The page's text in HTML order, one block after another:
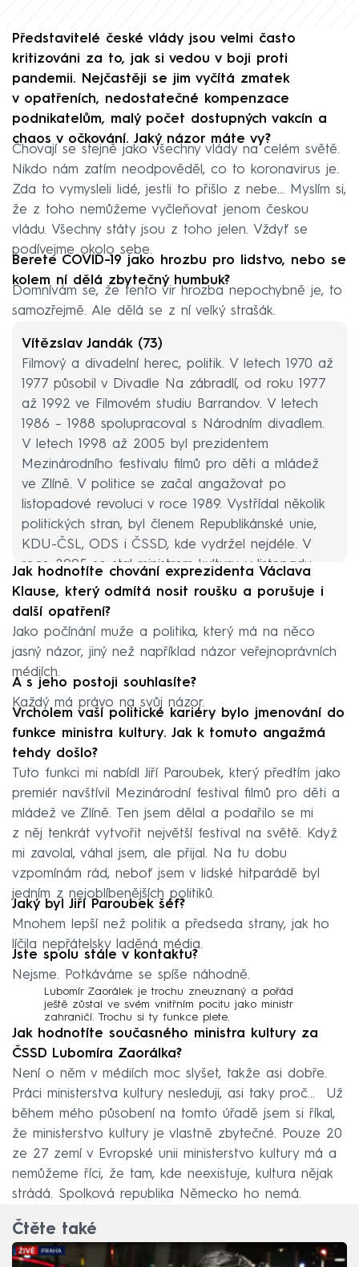
Představitelé české vlády jsou velmi často
kritizováni za to, jak si vedou v boji proti
pandemii. Nejčastěji se jim vyčítá zmatek
v opatřeních, nedostatečné kompenzace
podnikatelům, malý počet dostupných vakcín a
chaos v očkování. Jaký názor máte vy?
Chovají se stejně jako všechny vlády na celém světě.
Nikdo nám zatím neodpověděl, co to koronavirus je.
Zda to vymysleli lidé, jestli to přišlo z nebe… Myslím si,
že z toho nemůžeme vyčleňovat jenom českou
vládu. Všechny státy jsou z toho jelen. Vždyť se
podívejme okolo sebe.
Berete COVID-19 jako hrozbu pro lidstvo, nebo se
kolem ní dělá zbytečný humbuk?
Domnívám se, že tento vir hrozba nepochybně je, to
samozřejmě. Ale dělá se z ní velký strašák.
Vítězslav Jandák (73)
Filmový a divadelní herec, politik. V letech 1970 až
1977 působil v Divadle Na zábradlí, od roku 1977
až 1992 ve Filmovém studiu Barrandov. V letech
1986 –⁠ 1988 spolupracoval s Národním divadlem.
V letech 1998 až 2005 byl prezidentem
Mezinárodního festivalu filmů pro děti a mládež
ve Zlíně. V politice se začal angažovat po
listopadové revoluci v roce 1989. Vystřídal několik
politických stran, byl členem Republikánské unie,
KDU-ČSL, ODS i ČSSD, kde vydržel nejdéle. V
roce 2005 se stal ministrem kultury, v listopadu
téhož roku ho průzkum agentury STEM označil za
nejpopulárnějšího českého politika. Dlouhá léta
působil jako poslanec. Od roku 2017 je členem
Rady Českého rozhlasu. Je ženatý, s manželkou
Zdenou má dvě děti (dceru Kláru a syna
Vítězslava), s již zesnulo herečkou Libuší
Geprtovou syna Svatopluka.
Jak hodnotíte chování exprezidenta Václava
Klause, který odmítá nosit roušku a porušuje i
další opatření?
Jako počínání muže a politika, který má na něco
jasný názor, jiný než například názor veřejnoprávních
médiích.
A s jeho postoji souhlasíte?
Každý má právo na svůj názor.
Vrcholem vaší politické kariéry bylo jmenování do
funkce ministra kultury. Jak k tomuto angažmá
tehdy došlo?
Tuto funkci mi nabídl Jiří Paroubek, který předtím jako
premiér navštívil Mezinárodní festival filmů pro děti a
mládež ve Zlíně. Ten jsem dělal a podařilo se mi
z něj tenkrát vytvořit největší festival na světě. Když
mi zavolal, váhal jsem, ale přijal. Na tu dobu
vzpomínám rád, neboť jsem v lidské hitparádě byl
jedním z nejoblíbenějších politiků.
Jaký byl Jiří Paroubek šéf?
Mnohem lepší než politik a předseda strany, jak ho
líčila nepřátelsky laděná média.
Jste spolu stále v kontaktu?
Nejsme. Potkáváme se spíše náhodně.
Lubomír Zaorálek je trochu zneuznaný a pořád
ještě zůstal ve svém vnitřním pocitu jako ministr
zahraničí. Trochu si ty funkce plete.
Jak hodnotíte současného ministra kultury za
ČSSD Lubomíra Zaorálka?
Není o něm v médiích moc slyšet, takže asi dobře.
Práci ministerstva kultury nesleduji, asi taky proč... Už
během mého působení na tomto úřadě jsem si říkal,
že ministerstvo kultury je vlastně zbytečné. Pouze 20
ze 27 zemí v Evropské unii ministerstvo kultury má a
nemůžeme říci, že tam, kde neexistuje, kultura nějak
strádá. Spolková republika Německo ho nemá.
Čtěte také